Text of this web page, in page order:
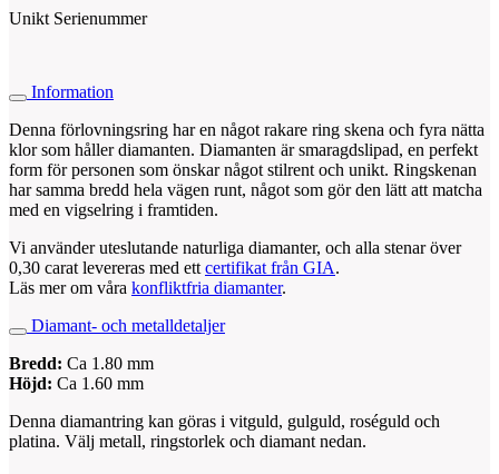
Unikt Serienummer
Information
Denna förlovningsring har en något rakare ring skena och fyra nätta
klor som håller diamanten. Diamanten är smaragdslipad, en perfekt
form för personen som önskar något stilrent och unikt. Ringskenan
har samma bredd hela vägen runt, något som gör den lätt att matcha
med en vigselring i framtiden.
Vi använder uteslutande naturliga diamanter, och alla stenar över
0,30 carat levereras med ett certifikat från GIA.
Läs mer om våra konfliktfria diamanter.
Diamant- och metalldetaljer
Bredd: Ca 1.80 mm
Höjd: Ca 1.60 mm
Denna diamantring kan göras i vitguld, gulguld, roséguld och
platina. Välj metall, ringstorlek och diamant nedan.